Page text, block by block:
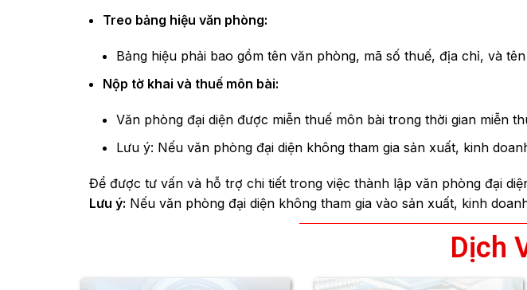
Treo bảng hiệu văn phòng:
Bảng hiệu phải bao gồm tên văn phòng, mã số thuế, địa chỉ, và
Nộp tờ khai và thuế môn bài:
Văn phòng đại diện được miễn thuế môn bài trong thời gian miễn
Lưu ý: Nếu văn phòng đại diện không tham gia sản xuất, kinh
Để được tư vấn và hỗ trợ chi tiết trong việc thành lập văn phòng đại
Lưu ý: Nếu văn phòng đại diện không tham gia vào sản xuất, kinh
Dịch